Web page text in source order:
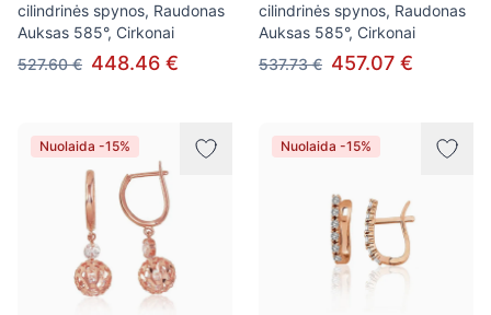
cilindrinės spynos, Raudonas
Auksas 585°, Cirkonai
527.60 € 448.46 €
cilindrinės spynos, Raudonas
Auksas 585°, Cirkonai
537.73 € 457.07 €
Nuolaida -15% Nuolaida -15%